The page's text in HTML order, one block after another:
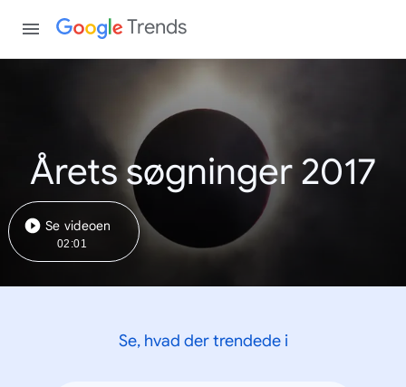
Trends
Årets søgninger 2017
Se videoen
02:01
Se, hvad der trendede i